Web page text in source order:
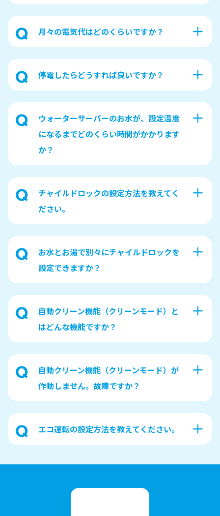
月々の電気代はどのくらいですか？
停電したらどうすれば良いですか？
ウォーターサーバーのお水が、設定温度
になるまでどのくらい時間がかかります
か？
チャイルドロックの設定方法を教えてく
ださい。
お水とお湯で別々にチャイルドロックを
設定できますか？
自動クリーン機能（クリーンモード）と
はどんな機能ですか？
自動クリーン機能（クリーンモード）が
作動しません。故障ですか？
エコ運転の設定方法を教えてください。